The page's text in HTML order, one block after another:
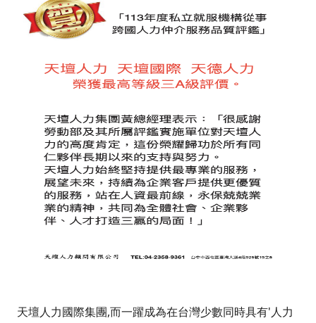
天壇人力國際集團,而一躍成為在台灣少數同時具有'人力